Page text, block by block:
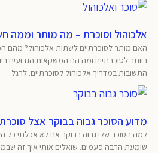
אלכוהול וסוכרת – מה מותר וממה
האם מותר לסוכרתיים לשתות אלכוהול? מהם
ביותר לסוכרתיים ומה הם המשקאות הגרועים
התשובות במדריך אלכוהול לסוכרתיים. לרגל
מדוע הסוכר גבוה בבוקר אצל
למה הסוכר שלי גבוה בבוקר אם לא אכלתי כל
שומעת הרבה פעמים. שואלים אותי איך זה